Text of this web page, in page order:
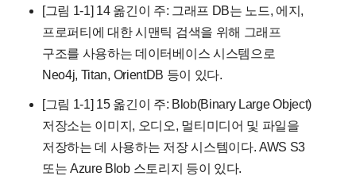
[그림 1-1] 14 옮긴이 주: 그래프 DB는 노드, 에지,
프로퍼티에 대한 시맨틱 검색을 위해 그래프
구조를 사용하는 데이터베이스 시스템으로
Neo4j, Titan, OrientDB 등이 있다.
[그림 1-1] 15 옮긴이 주: Blob(Binary Large Object)
저장소는 이미지, 오디오, 멀티미디어 및 파일을
저장하는 데 사용하는 저장 시스템이다. AWS S3
또는 Azure Blob 스토리지 등이 있다.